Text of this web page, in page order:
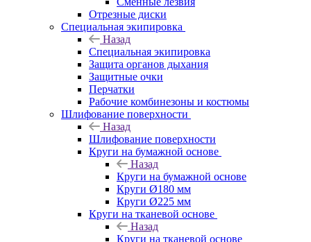
Отрезные диски
Специальная экипировка
Назад
Специальная экипировка
Защита органов дыхания
Защитные очки
Перчатки
Рабочие комбинезоны и костюмы
Шлифование поверхности
Назад
Шлифование поверхности
Круги на бумажной основе
Назад
Круги на бумажной основе
Круги Ø180 мм
Круги Ø225 мм
Круги на тканевой основе
Назад
Круги на тканевой основе